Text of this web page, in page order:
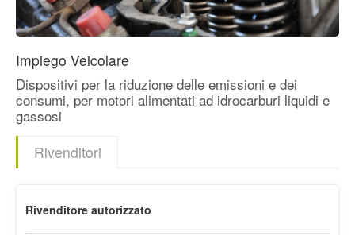
Impiego Veicolare
Dispositivi per la riduzione delle emissioni e dei
consumi, per motori alimentati ad idrocarburi liquidi e
gassosi
Rivenditori
Rivenditore autorizzato